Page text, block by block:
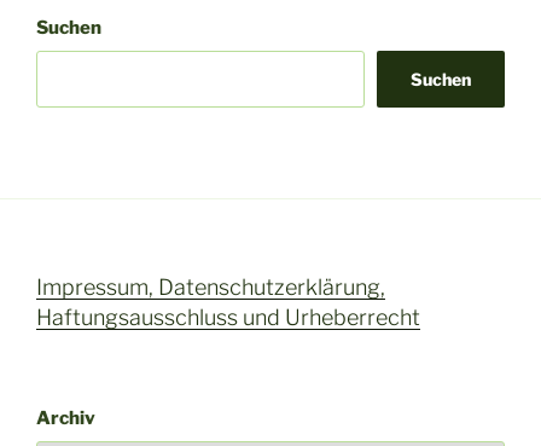
Suchen
Suchen
Impressum, Datenschutzerklärung,
Haftungsausschluss und Urheberrecht
Archiv